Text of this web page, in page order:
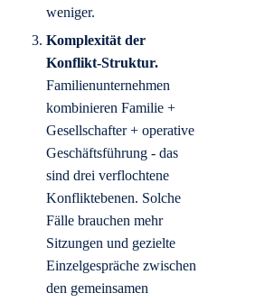
weniger.
Komplexität der
Konflikt-Struktur.
Familienunternehmen
kombinieren Familie +
Gesellschafter + operative
Geschäftsführung - das
sind drei verflochtene
Konfliktebenen. Solche
Fälle brauchen mehr
Sitzungen und gezielte
Einzelgespräche zwischen
den gemeinsamen